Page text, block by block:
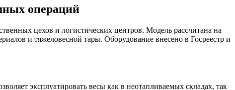
операций
цехов и логистических центров. Модель рассчитана на
и тяжеловесной тары. Оборудование внесено в Госреестр и
эксплуатировать весы как в неотапливаемых складах, так